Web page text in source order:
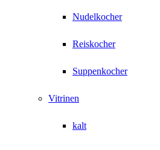
Nudelkocher
Reiskocher
Suppenkocher
Vitrinen
kalt